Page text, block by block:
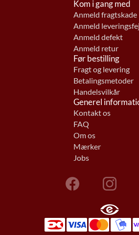
Kom i gang med
Anmeld fragtskade
Anmeld
Anmeld defekt
Anmeld retur
Før bestilling
Fragt og levering
Betalingsmetoder
Handelsvilkår
Generel
Kontakt os
FAQ
Om os
Mærker
Jobs